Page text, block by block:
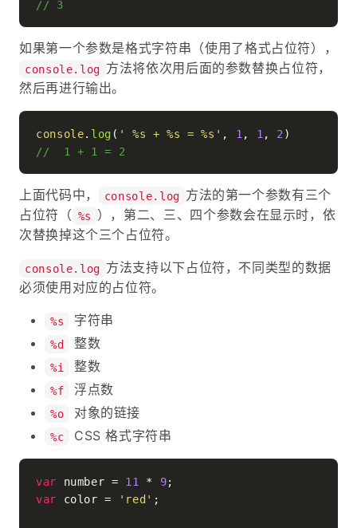
// 3
如果第一个参数是格式字符串（使用了格式占位符），
console.log 方法将依次用后面的参数替换占位符，
然后再进行输出。
console. log ( ' %s + %s = %s' , 1 , 1 , 2
//  1 + 1 = 2
上面代码中， console.log 方法的第一个参数有三个
占位符（ %s
），第二、三、四个参数会在显示时，依
次替换掉这个三个占位符。
console.log 方法支持以下占位符，不同类型的数据
必须使用对应的占位符。
%s 字符串
%d 整数
%i 整数
%f 浮点数
%o 对象的链接
%c CSS 格式字符串
var number = 11 * 9
var color = 'red' ;